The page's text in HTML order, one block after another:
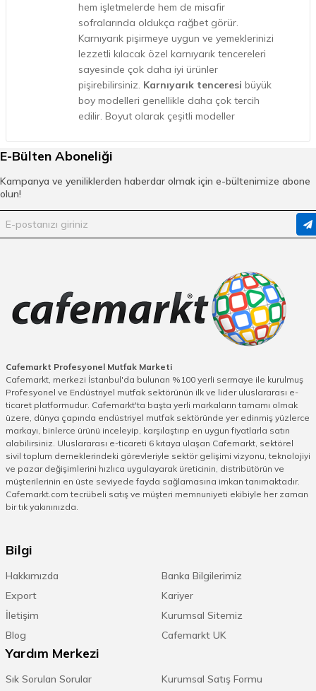
hem işletmelerde hem de misafir
sofralarında oldukça rağbet görür.
Karnıyarık pişirmeye uygun ve yemeklerinizi
lezzetli kılacak özel karnıyarık tencereleri
sayesinde çok daha iyi ürünler
pişirebilirsiniz. Karnıyarık tenceresi büyük
boy modelleri genellikle daha çok tercih
edilir. Boyut olarak çeşitli modeller
Karnıyarık Tenceresi Kaç cm
Pişireceğiniz malzemenin büyüklüğüne ve
porsiyon sayınıza uygun tencereyi seçmeniz
yapacağınız karnıyarık sayısını karşılar. Oval
ya da yuvarlak seçenekleri olan tencereler
granit, teflon ve alüminyum gibi birçok
malzemeden üretilebilir. Tencerenizin gıdaya
uygun malzemelerden üretilmesine önem
yapan karnıyarık tencereleri malzemelerin
eşit bir şekilde pişmesini sağlar. Yapışmaz ve
kaliteli tabanı sayesinde lezzetli ürünler elde
edebilirsiniz.
Karnıyarık Tenceresi Fiyatları
Çeşitli bütçelere uygun ürünler satın
sofraya servis yapmanızı destekleyecektir.
olan pilav içinde tencere önemlidir.
Kararında bir pilav yapabilmek için pilav
tenceresi modellerini de inceleyebilirsiniz.
Tüm kaliteli tencere modellerine
sonrası destek ve bilgilendirme sayesinde
E-Bülten Aboneliği
Kampanya ve yeniliklerden haberdar olmak için e-bültenimize abone
olun!
Cafemarkt Profesyonel Mutfak Marketi
Cafemarkt, merkezi İstanbul'da bulunan %100 yerli sermaye ile kurulmuş
Profesyonel ve Endüstriyel mutfak sektörünün ilk ve lider uluslararası e-
ticaret platformudur. Cafemarkt'ta başta yerli markaların tamamı olmak
üzere, dünya çapında endüstriyel mutfak sektöründe yer edinmiş yüzlerce
markayı, binlerce ürünü inceleyip, karşılaştırıp en uygun fiyatlarla satın
alabilirsiniz. Uluslararası e-ticareti 6 kıtaya ulaşan Cafemarkt, sektörel
sivil toplum derneklerindeki görevleriyle sektör gelişimi vizyonu, teknolojiyi
ve pazar değişimlerini hızlıca uygulayarak üreticinin, distribütörün ve
müşterilerinin en üste seviyede fayda sağlamasına imkan tanımaktadır.
Cafemarkt.com tecrübeli satış ve müşteri memnuniyeti ekibiyle her zaman
bir tık yakınınızda.
Bilgi
Hakkımızda
Banka Bilgilerimiz
Export
Kariyer
İletişim
Kurumsal Sitemiz
Blog
Cafemarkt UK
Yardım Merkezi
Sık Sorulan Sorular
Kurumsal Satış Formu